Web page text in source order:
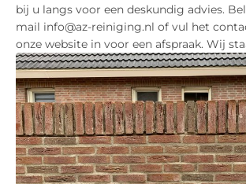
bij u langs voor een deskundig advies. Bel
mail info@az-reiniging.nl of vul het
onze website in voor een afspraak. Wij